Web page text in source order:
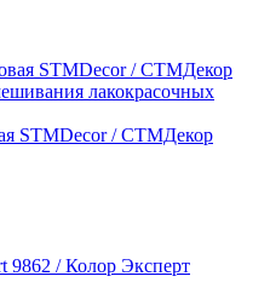
лакокрасочных
STMDecor / СТМДекор